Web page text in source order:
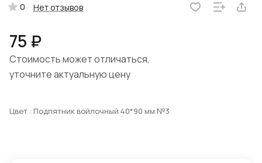
0 Нет отзывов
75 ₽
Стоимость может отличаться,
уточните актуальную цену
Цвет : Подпятник войлочный 40*90 мм №3